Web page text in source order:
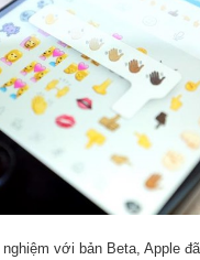
với bản Beta, Apple